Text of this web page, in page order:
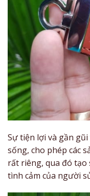
Sự tiện lợi và gần
sống, cho phép các
rất riêng, qua đó tạo
tình cảm của người